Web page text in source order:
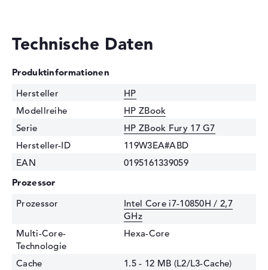
Technische Daten
Produktinformationen
Hersteller
HP
Modellreihe
HP ZBook
Serie
HP ZBook Fury 17 G7
Hersteller-ID
119W3EA#ABD
EAN
0195161339059
Prozessor
Prozessor
Intel Core i7-10850H / 2,7
GHz
Multi-Core-
Technologie
Hexa-Core
Cache
1.5 - 12 MB (L2/L3-Cache)